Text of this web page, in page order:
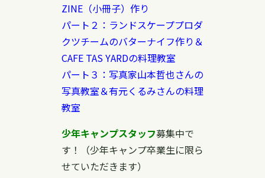
ZINE（小冊子）作り
パート２：ランドスケーププロダ
クツチームのバターナイフ作り＆
CAFE TAS YARDの料理教室
パート３：写真家山本哲也さんの
写真教室＆有元くるみさんの料理
教室
少年キャンプスタッフ募集中で
す！（少年キャンプ卒業生に限ら
せていただきます）